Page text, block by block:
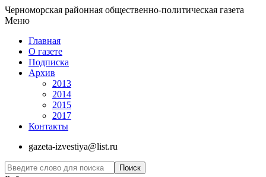
Черноморская районная общественно-политическая газета
Меню
Главная
О газете
Подписка
Архив
2013
2014
2015
2017
Контакты
gazeta-izvestiya@list.ru